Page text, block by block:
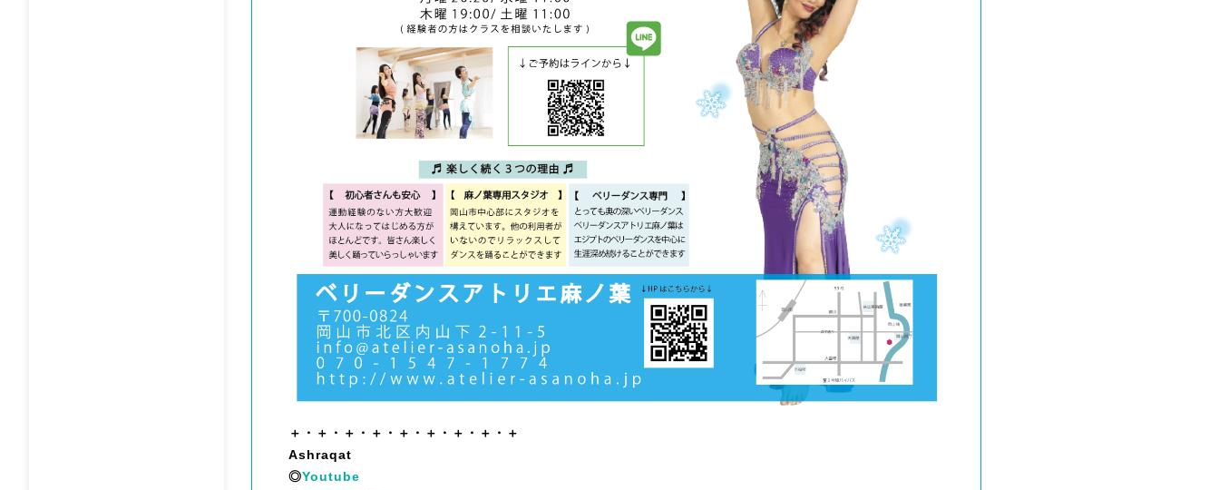
＋・＋・＋・＋・＋・＋・＋・＋・＋
Ashraqat
◎Youtube